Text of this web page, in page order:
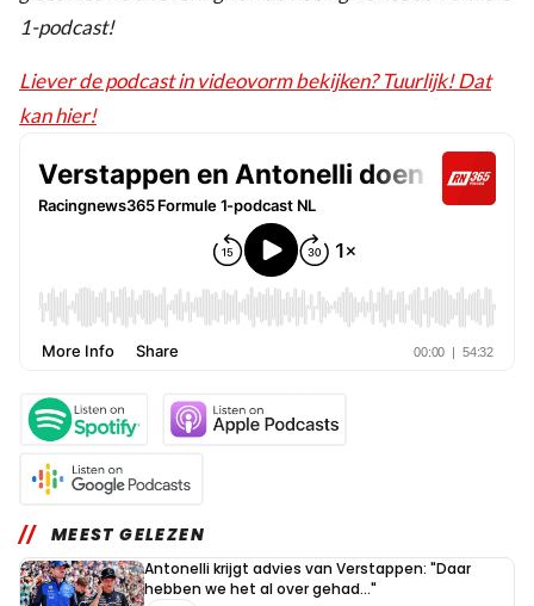
1-podcast!
Liever de podcast in videovorm bekijken? Tuurlijk! Dat
kan hier!
MEEST GELEZEN
Antonelli krijgt advies van Verstappen: "Daar
hebben we het al over gehad..."